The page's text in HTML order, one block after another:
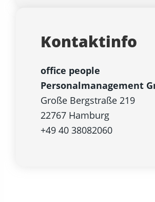
Kontaktinfo
office people
Personalmanagement
Große Bergstraße 219
22767 Hamburg
+49 40 38082060